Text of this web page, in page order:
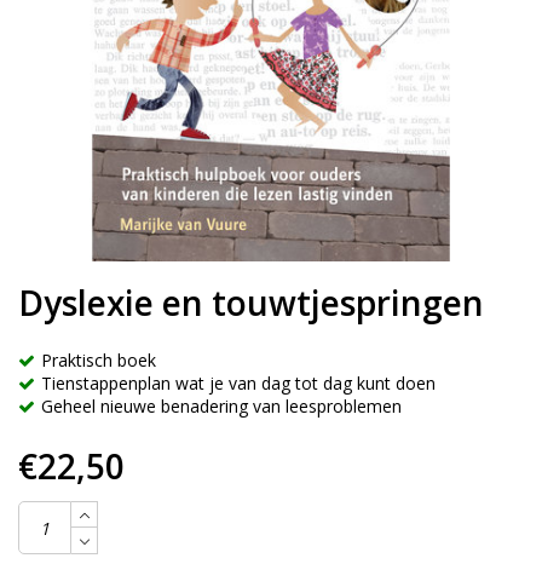
Dyslexie en touwtjespringen
Praktisch boek
Tienstappenplan wat je van dag tot dag kunt doen
Geheel nieuwe benadering van leesproblemen
€22,50